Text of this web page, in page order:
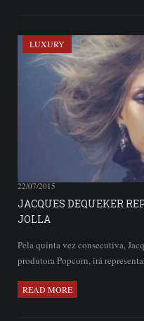
LUXURY
22/07/2015
JACQUES DEQUEKER
JOLLA
Pela quinta vez consecutiva,
produtora Popcorn, irá
READ MORE